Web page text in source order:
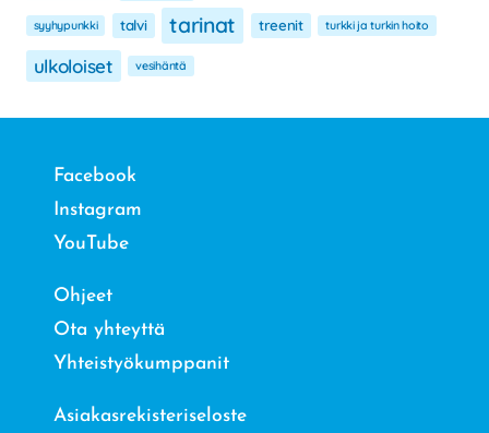
syyhypunkki talvi tarinat treenit turkki ja turkin hoito
ulkoloiset vesihäntä
Facebook
Instagram
YouTube
Ohjeet
Ota yhteyttä
Yhteistyökumppanit
Asiakasrekisteriseloste